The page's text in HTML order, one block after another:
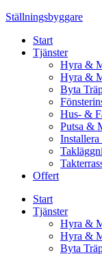
Skip
content
Ställningsbyggare
Start
Tjänster
Hyra &
Hyra &
Byta
Hus- &
Putsa &
Offert
Start
Tjänster
Hyra &
Hyra &
Byta